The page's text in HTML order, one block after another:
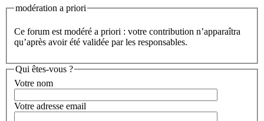
modération a priori
Ce forum est modéré a priori : votre contribution n’apparaîtra
qu’après avoir été validée par les responsables.
Qui êtes-vous ?
Votre nom
Votre adresse email